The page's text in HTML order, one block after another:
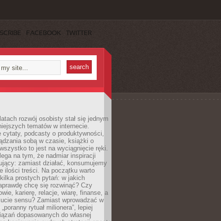
FACEBOOK TWITTER
rozwój osobisty stał się jednym
tematów w internecie.
cytaty, podcasty o produktywności,
sobą w czasie, książki o
to jest na wyciągnięcie ręki.
na tym, że nadmiar inspiracji
zamiast działać, konsumujemy
ilości treści. Na początku warto
prostych pytań: w jakich
chcę się rozwinąć? Czy
karierę, relacje, wiarę, finanse, a
sensu? Zamiast wprowadzać w
rytuał milionera”, lepiej
dopasowanych do własnej